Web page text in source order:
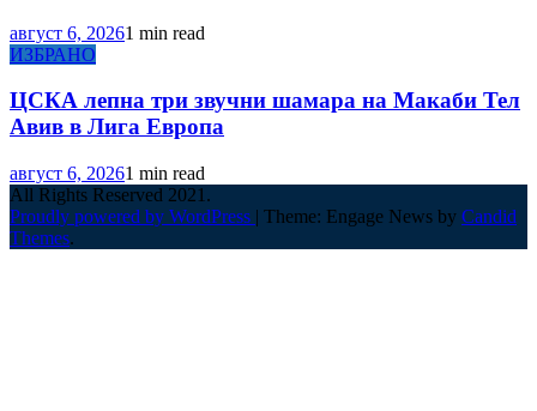
август 6, 20261 min read
ИЗБРАНО
ЦСКА лепна три звучни шамара на Макаби Тел
Авив в Лига Европа
август 6, 20261 min read
All Rights Reserved 2021.
Proudly powered by WordPress | Theme: Engage News by Candid
Themes.